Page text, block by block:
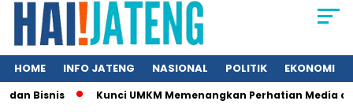
HOME INFO JATENG NASIONAL POLITIK EKONOMI
Kunci UMKM Memenangkan Perhatian Media dan Pasar,